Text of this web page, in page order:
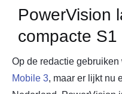
PowerVision
compacte S1
Op de redactie
Mobile 3, maar er lijkt nu